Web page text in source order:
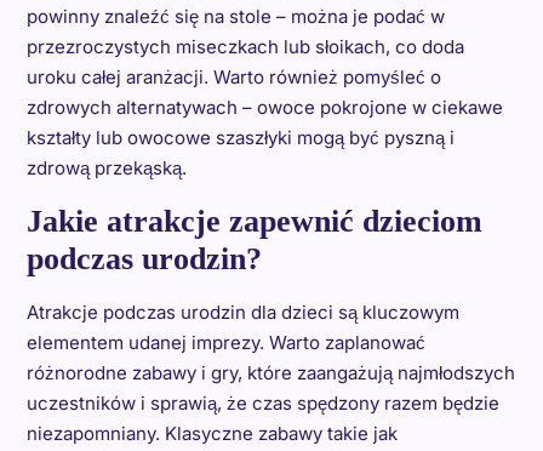
powinny znaleźć się na stole – można je podać w
przezroczystych miseczkach lub słoikach, co doda
uroku całej aranżacji. Warto również pomyśleć o
zdrowych alternatywach – owoce pokrojone w ciekawe
kształty lub owocowe szaszłyki mogą być pyszną i
zdrową przekąską.
Jakie atrakcje zapewnić dzieciom
podczas urodzin?
Atrakcje podczas urodzin dla dzieci są kluczowym
elementem udanej imprezy. Warto zaplanować
różnorodne zabawy i gry, które zaangażują najmłodszych
uczestników i sprawią, że czas spędzony razem będzie
niezapomniany. Klasyczne zabawy takie jak